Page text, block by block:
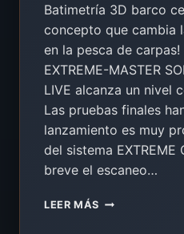
Batimetría 3D barco
concepto que cambia
en la pesca de
EXTREME-MASTER
LIVE alcanza un nivel
Las pruebas finales
lanzamiento es muy
del sistema EXTREME
breve el escaneo…
LEER MÁS 🔥